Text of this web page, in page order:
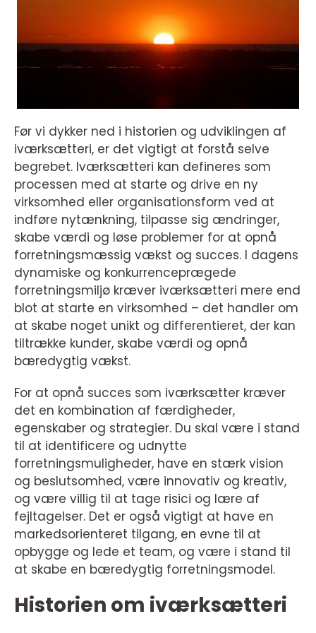
Før vi dykker ned i historien og udviklingen af
iværksætteri, er det vigtigt at forstå selve
begrebet. Iværksætteri kan defineres som
processen med at starte og drive en ny
virksomhed eller organisationsform ved at
indføre nytænkning, tilpasse sig ændringer,
skabe værdi og løse problemer for at opnå
forretningsmæssig vækst og succes. I dagens
dynamiske og konkurrenceprægede
forretningsmiljø kræver iværksætteri mere end
blot at starte en virksomhed – det handler om
at skabe noget unikt og differentieret, der kan
tiltrække kunder, skabe værdi og opnå
bæredygtig vækst.
For at opnå succes som iværksætter kræver
det en kombination af færdigheder,
egenskaber og strategier. Du skal være i stand
til at identificere og udnytte
forretningsmuligheder, have en stærk vision
og beslutsomhed, være innovativ og kreativ,
og være villig til at tage risici og lære af
fejltagelser. Det er også vigtigt at have en
markedsorienteret tilgang, en evne til at
opbygge og lede et team, og være i stand til
at skabe en bæredygtig forretningsmodel.
Historien om iværksætteri